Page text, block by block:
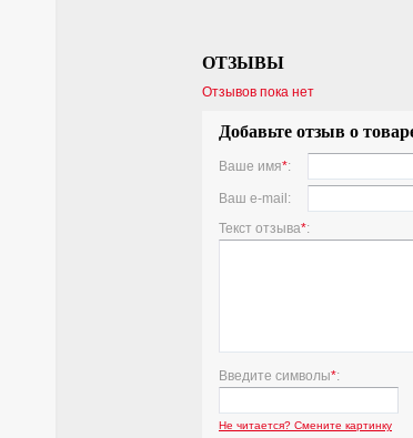
ОТЗЫВЫ
Отзывов пока нет
Добавьте отзыв о
Ваше имя*:
Ваш e-mail:
Текст отзыва*:
Введите символы*:
Не читается? Смените картинку